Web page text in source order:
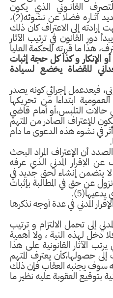
التصرف القانــوني الذي يكـون
لســلطان الإرادة دخــل في تحديد آثــاره فضلا عن نشوئه(2)،
إلى الاعتراف كان ذلك
القانون في ترتيب الآثار
ما قررته المحكمة العليا
و كذا كل حجة إثبات
للقضاة يخضع لسيادة
إجرائي كونه يصدر
ابتداءا من تحريكها
التلبس،أو أمام قاضي
الصادر من المتهم
نشوء هذه الدعوى ما دام
الإعتراف المراد البحث
المدني الذي عرفه
أنه لا يتضمن إنشاء لحق جديد في
عن حق في المطالبة بإثبات
في عدة أوجه نذكرها
إلى تحمل الالتزام و ترتيب
دخل لهذه النية ، ولا أهمية
القانونية على هذا
إلى حصولها،كأن يعترف المتهم
يجنبه العقاب فإن ذلك
العقوبة عليه نظير ما